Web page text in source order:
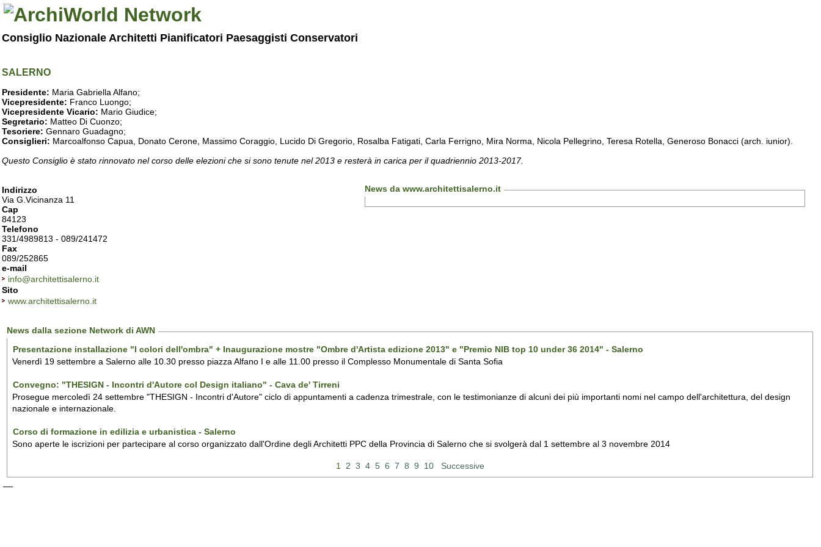
Consiglio Nazionale Architetti Pianificatori Paesaggisti Conservatori
SALERNO
Presidente: Maria Gabriella Alfano;
Vicepresidente: Franco Luongo;
Vicepresidente Vicario: Mario Giudice;
Segretario: Matteo Di Cuonzo;
Tesoriere: Gennaro Guadagno;
Consiglieri: Marcoalfonso Capua, Donato Cerone, Massimo Coraggio, Lucido Di Gregorio, Rosalba Fatigati, Carla Ferrigno, Mira Norma, Nicola Pellegrino, Teresa Rotella, Generoso Bonacci (arch. iunior).
Questo Consiglio è stato rinnovato nel corso delle elezioni che si sono tenute nel 2013 e resterà in carica per il quadriennio 2013-2017.
Indirizzo
Via G.Vicinanza 11
Cap
84123
Telefono
331/4989813 - 089/241472
Fax
089/252865
e-mail
info@architettisalerno.it
Sito
www.architettisalerno.it
News da www.architettisalerno.it
News dalla sezione Network di AWN
Presentazione installazione "I colori dell'ombra" + Inaugurazione mostre "Ombre d'Artista edizione 2013" e "Premio NIB top 10 under 36 2014" - Salerno
Venerdì 19 settembre a Salerno alle 10.30 presso piazza Alfano I e alle 11.00 presso il Complesso Monumentale di Santa Sofia
Convegno: "THESIGN - Incontri d'Autore col Design italiano" - Cava de' Tirreni
Prosegue mercoledì 24 settembre "THESIGN - Incontri d'Autore" ciclo di appuntamenti a cadenza trimestrale, con le testimonianze di alcuni dei più importanti nomi nel campo dell'architettura, del design
nazionale e internazionale.
Corso di formazione in edilizia e urbanistica - Salerno
Sono aperte le iscrizioni per partecipare al corso organizzato dall'Ordine degli Architetti PPC della Provincia di Salerno che si svolgerà dal 1 settembre al 3 novembre 2014
1 2 3 4 5 6 7 8 9 10 Successive